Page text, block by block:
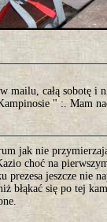
mailu, całą sobotę i
" :. Mam
jak nie
choć na
prezesa jeszcze nie
błąkać się po tej